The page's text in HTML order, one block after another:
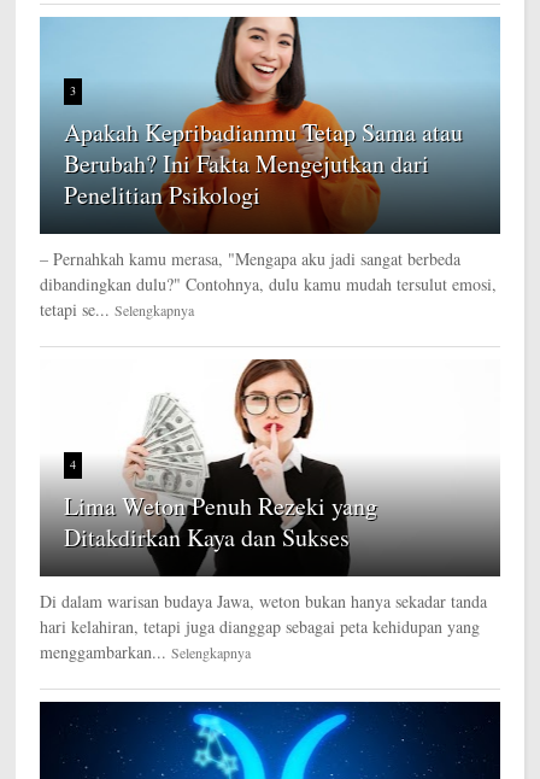
3
Apakah Kepribadianmu Tetap Sama atau
Berubah? Ini Fakta Mengejutkan dari
Penelitian Psikologi
– Pernahkah kamu merasa, "Mengapa aku jadi sangat berbeda
dibandingkan dulu?" Contohnya, dulu kamu mudah tersulut emosi,
tetapi se... Selengkapnya
4
Lima Weton Penuh Rezeki yang
Ditakdirkan Kaya dan Sukses
Di dalam warisan budaya Jawa, weton bukan hanya sekadar tanda
hari kelahiran, tetapi juga dianggap sebagai peta kehidupan yang
menggambarkan... Selengkapnya